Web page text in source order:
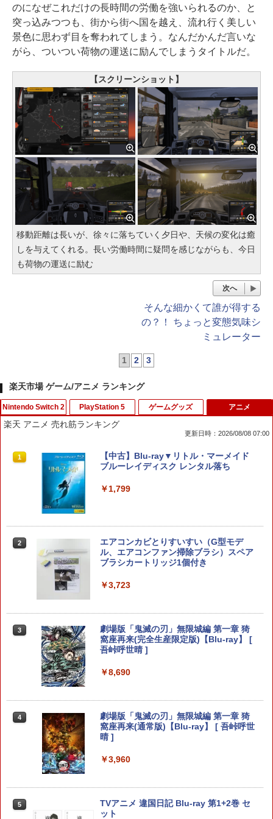
のになぜこれだけの長時間の労働を強いられるのか、と
突っ込みつつも、街から街へ国を越え、流れ行く美しい
景色に思わず目を奪われてしまう。なんだかんだ言いな
がら、ついつい荷物の運送に励んでしまうタイトルだ。
【スクリーンショット】
移動距離は長いが、徐々に落ちていく夕日や、天候の変化は癒
しを与えてくれる。長い労働時間に疑問を感じながらも、今日
も荷物の運送に励む
次へ
そんな細かくて誰が得する
の？！ ちょっと変態気味シ
ミュレーター
1 2 3
楽天市場 ゲーム/アニメ ランキング
Nintendo Switch 2
1
【マラソン期間ポイント2倍＆クーポン
あり】【スイッチ2対応ケースあり】 Ni
L シンプル 名入れ 名前入れ 本体 スイッ
メトロイドプライム4 ビヨンド Nintend
o Switch 2 Edition
Star Fox (スターフォックス)
￥5,327
PlayStation 5
1
【中古】Lost Soul Asideソフト:プレイ
ステーション5ソフト／アクション・ゲ
2
【新品】PS5 がんばれゴエモン大集合!
【メール便】
3
【中古】黒神話：悟空ソフト:プレイステ
ーション5ソフト／ロールプレイング・
ゲーム
￥5,700
4 首都高バトル / Tokyo Xtreme Racer
￥6,333
5 Winning Post 10 2026 PS5版
ゲームグッズ
1
【中古】サムライスピリッツ斬紅郎無双
剣 ベスト
￥350
アクリルキーホルダー 01.錦木千束（制
服ver.）
アクリルキーホルダー 06.井ノ上たきな
（夏服ver.）
アクリルキーホルダー 05.錦木千束（夏
服ver.）
ションパス（ダウンロード版）※3,200
ポイントまでご利用可
アニメ
楽天 アニメ 売れ筋ランキング
更新日時：2026/08/08 07:00
1
【中古】Blu-ray▼リトル・マーメイド
ブルーレイディスク レンタル落ち
￥1,799
2
エアコンカビとりすいすい（G型モデ
ル、エアコンファン掃除ブラシ）スペア
ブラシカートリッジ1個付き
￥3,723
3
劇場版「鬼滅の刃」無限城編 第一章 猗
窩座再来(完全生産限定版)【Blu-ray】 [
吾峠呼世晴 ]
￥8,690
4
劇場版「鬼滅の刃」無限城編 第一章 猗
窩座再来(通常版)【Blu-ray】 [ 吾峠呼世
晴 ]
￥3,960
5
TVアニメ 違国日記 Blu-ray 第1+2巻 セ
ット